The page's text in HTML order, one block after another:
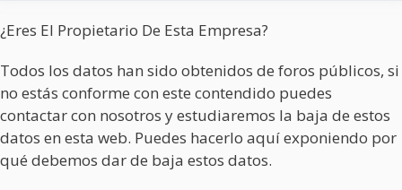
¿Eres El Propietario De Esta Empresa?
Todos los datos han sido obtenidos de foros públicos, si
no estás conforme con este contendido puedes
contactar con nosotros y estudiaremos la baja de estos
datos en esta web. Puedes hacerlo aquí exponiendo por
qué debemos dar de baja estos datos.